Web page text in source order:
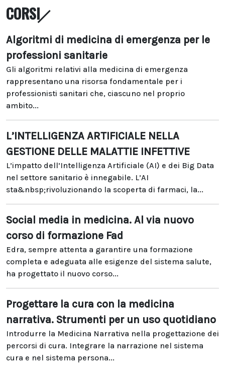
CORSI
Algoritmi di medicina di emergenza per le
professioni sanitarie
Gli algoritmi relativi alla medicina di emergenza
rappresentano una risorsa fondamentale per i
professionisti sanitari che, ciascuno nel proprio
ambito...
L’INTELLIGENZA ARTIFICIALE NELLA
GESTIONE DELLE MALATTIE INFETTIVE
L’impatto dell’Intelligenza Artificiale (AI) e dei Big Data
nel settore sanitario è innegabile. L’AI
sta&nbsp;rivoluzionando la scoperta di farmaci, la...
Social media in medicina. Al via nuovo
corso di formazione Fad
Edra, sempre attenta a garantire una formazione
completa e adeguata alle esigenze del sistema salute,
ha progettato il nuovo corso...
Progettare la cura con la medicina
narrativa. Strumenti per un uso quotidiano
Introdurre la Medicina Narrativa nella progettazione dei
percorsi di cura. Integrare la narrazione nel sistema
cura e nel sistema persona...